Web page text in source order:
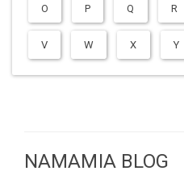
O P Q R
V W X Y
NAMAMIA BLOG